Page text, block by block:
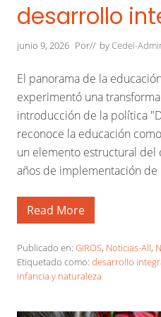
e
h
a
i
o
l
u
c
i
o
n
e
s
o
m
p
t
i
d
desarrollo
junio 9, 2026 Por// byCedei-
El panorama de la
experimentó una
introducción de la política
reconoce la educación
un elemento estructural del
años de implementación de
E
l
I
R
O
S
Read More
Publicado en: GIROS, Noticias-All,
Etiquetado como: desarrollo
infancia y naturaleza